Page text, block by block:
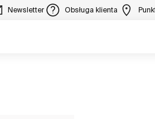
Newsletter Obsługa klienta